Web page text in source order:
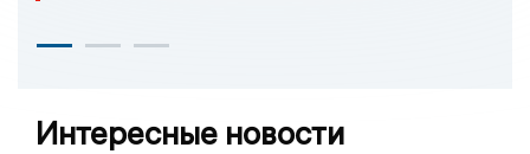
Интересные новости